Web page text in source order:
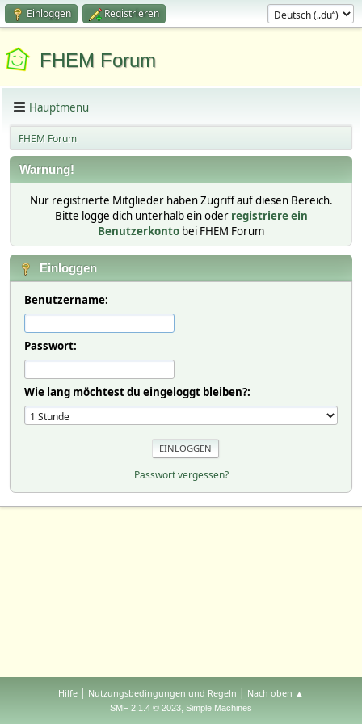
Einloggen Registrieren
FHEM Forum
Hauptmenü
FHEM Forum
Warnung!
Nur registrierte Mitglieder haben Zugriff auf diesen Bereich.
Bitte logge dich unterhalb ein oder registriere ein
Benutzerkonto bei FHEM Forum
Einloggen
Benutzername:
Passwort:
Wie lang möchtest du eingeloggt bleiben?:
Passwort vergessen?
Hilfe | Nutzungsbedingungen und Regeln | Nach oben ▲
SMF 2.1.4 © 2023, Simple Machines